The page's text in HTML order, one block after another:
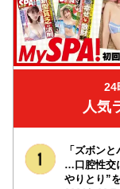
24
人気
「ズボン
…口腔性交
やりとり”